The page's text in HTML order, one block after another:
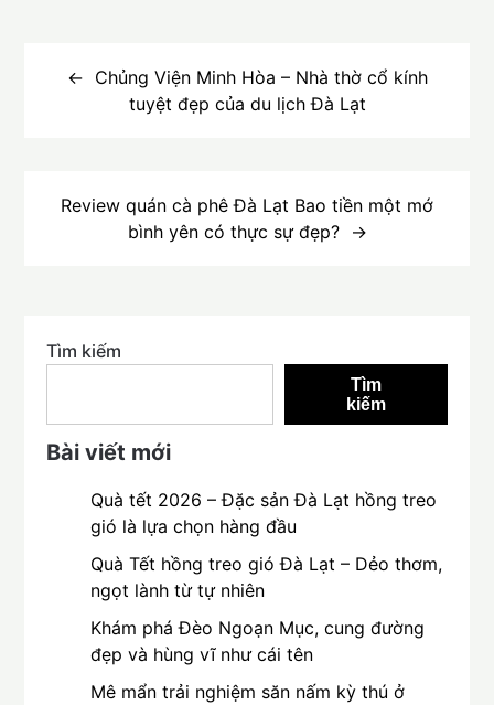
hướng Chủng Viện Minh Hòa – Nhà thờ cổ kính
tuyệt đẹp của du lịch Đà Lạt
Review quán cà phê Đà Lạt Bao tiền một mớ
bình yên có thực sự đẹp?
Tìm kiếm
Tìm
kiếm
Bài viết mới
Quà tết 2026 – Đặc sản Đà Lạt hồng treo
gió là lựa chọn hàng đầu
Quà Tết hồng treo gió Đà Lạt – Dẻo thơm,
ngọt lành từ tự nhiên
Khám phá Đèo Ngoạn Mục, cung đường
đẹp và hùng vĩ như cái tên
Mê mẩn trải nghiệm săn nấm kỳ thú ở